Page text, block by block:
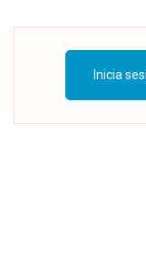
Inicia